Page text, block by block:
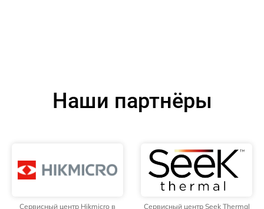
Наши партнёры
Сервисный центр Hikmicro в
Сервисный центр Seek Thermal